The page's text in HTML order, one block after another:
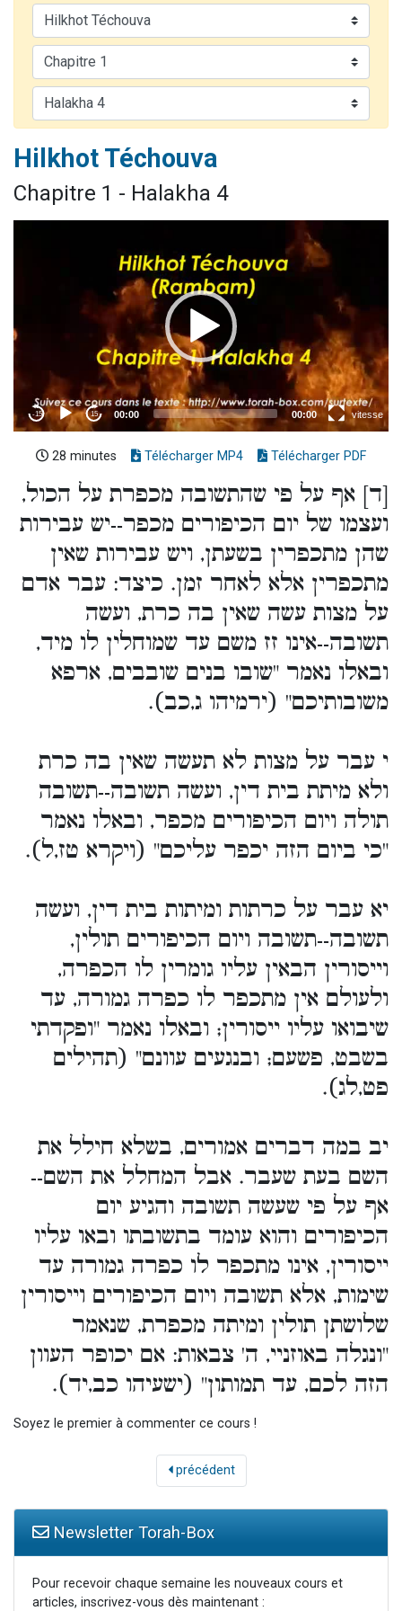
61 personnes viennent de demander une bénédiction
Il reste 49 places pour étudier en groupe sur Zoom
Eva vient de donner son Maasser
Hilkhot Téchouva
Chapitre 1 - Halakha 4
28 minutes Télécharger MP4 Télécharger PDF
[ד] אף על פי שהתשובה מכפרת על הכול,
ועצמו של יום הכיפורים מכפר--יש עבירות
שהן מתכפרין בשעתן, ויש עבירות שאין
מתכפרין אלא לאחר זמן. כיצד: עבר אדם
על מצות עשה שאין בה כרת, ועשה
תשובה--אינו זז משם עד שמוחלין לו מיד,
ובאלו נאמר "שובו בנים שובבים, ארפא
משובותיכם" (ירמיהו ג,כב).
י עבר על מצות לא תעשה שאין בה כרת
ולא מיתת בית דין, ועשה תשובה--תשובה
תולה ויום הכיפורים מכפר, ובאלו נאמר
"כי ביום הזה יכפר עליכם" (ויקרא טז,ל).
יא עבר על כרתות ומיתות בית דין, ועשה
תשובה--תשובה ויום הכיפורים תולין,
וייסורין הבאין עליו גומרין לו הכפרה,
ולעולם אין מתכפר לו כפרה גמורה, עד
שיבואו עליו ייסורין; ובאלו נאמר "ופקדתי
בשבט, פשעם; ובנגעים עוונם" (תהילים
פט,לג).
יב במה דברים אמורים, בשלא חילל את
השם בעת שעבר. אבל המחלל את השם--
אף על פי שעשה תשובה והגיע יום
הכיפורים והוא עומד בתשובתו ובאו עליו
ייסורין, אינו מתכפר לו כפרה גמורה עד
שימות, אלא תשובה ויום הכיפורים וייסורין
שלושתן תולין ומיתה מכפרת, שנאמר
"ונגלה באוזניי, ה' צבאות: אם יכופר העוון
הזה לכם, עד תמותון" (ישעיהו כב,יד).
Soyez le premier à commenter ce cours !
précédent
Newsletter Torah-Box
Pour recevoir chaque semaine les nouveaux cours et
articles, inscrivez-vous dès maintenant :